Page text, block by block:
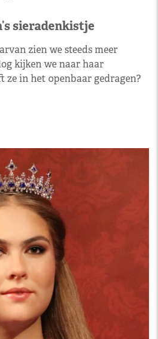
sieradenkistje
zien we steeds meer
kijken we naar haar
ze in het openbaar gedragen?